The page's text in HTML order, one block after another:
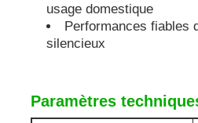
usage domestique
Performances fiables
silencieux
Paramètres